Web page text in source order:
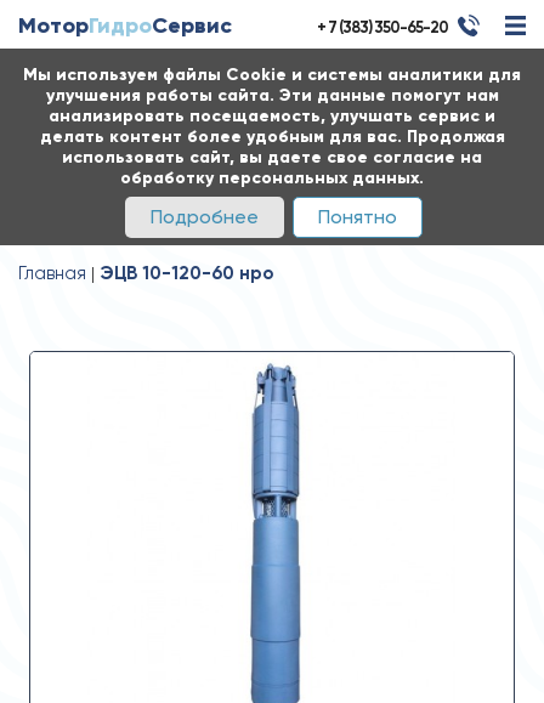
Мы используем файлы Cookie и системы аналитики для
улучшения работы сайта. Эти данные помогут нам
анализировать посещаемость, улучшать сервис и
делать контент более удобным для вас. Продолжая
использовать сайт, вы даете свое согласие на
обработку персональных данных.
Подробнее Понятно
МоторГидроСервис + 7 (383) 350-65-20
Главная ЭЦВ 10-120-60 нро